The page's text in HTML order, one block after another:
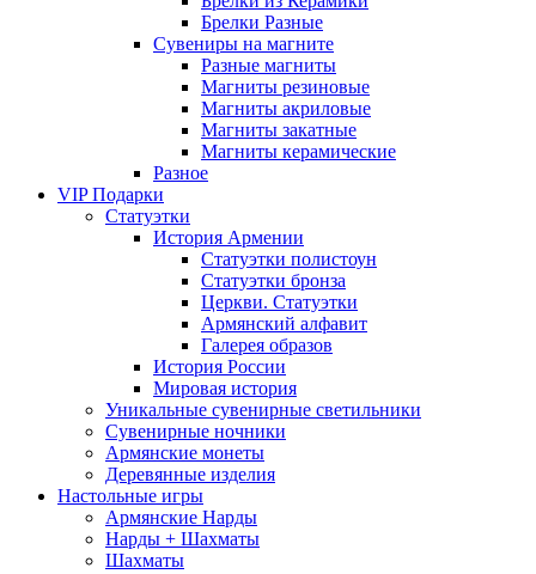
Брелки Разные
Сувениры на магните
Разные магниты
Магниты резиновые
Магниты акриловые
Магниты закатные
Магниты керамические
Разное
VIP Подарки
Статуэтки
История Армении
Статуэтки полистоун
Статуэтки бронза
Церкви. Статуэтки
Армянский алфавит
Галерея образов
История России
Мировая история
Уникальные сувенирные светильники
Сувенирные ночники
Армянские монеты
Деревянные изделия
Настольные игры
Армянские Нарды
Нарды + Шахматы
Шахматы